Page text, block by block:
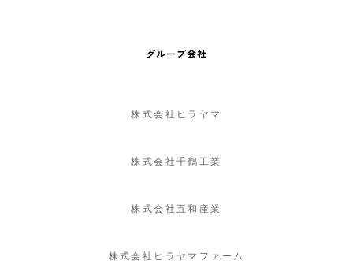
グループ会社
株式会社ヒラヤマ
株式会社千鶴工業
株式会社五和産業
株式会社ヒラヤマファーム